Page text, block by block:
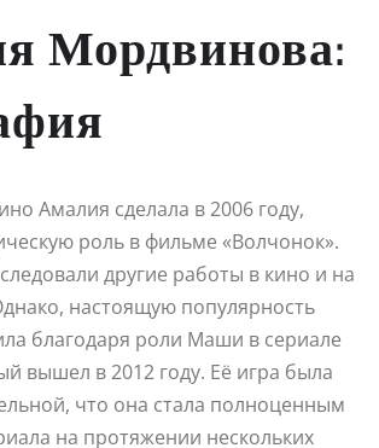
Мордвинова:
Амалия сделала в 2006 году,
роль в фильме «Волчонок».
другие работы в кино и на
настоящую популярность
благодаря роли Маши в сериале
вышел в 2012 году. Её игра была
что она стала полноценным
на протяжении нескольких